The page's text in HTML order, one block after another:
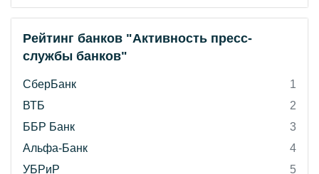
Рейтинг банков "Активность пресс-
службы банков"
СберБанк
1
ВТБ
2
ББР Банк
3
Альфа-Банк
4
УБРиР
5